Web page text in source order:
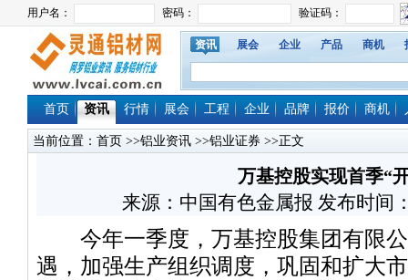
资讯 展会 企业 产品 商机
首页 资讯 行情 展会 工程 企业 品牌 报价 商机
当前位置： 首页 >>铝业资讯 >>铝业证券 >>正文
万基控股实现首季“
来源：中国有色金属报 发布时间
今年一季度，万基控股集团有限公
遇，加强生产组织调度，巩固和扩大